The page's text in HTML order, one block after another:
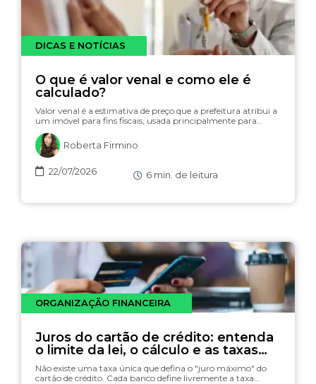
DICAS E NOTÍCIAS
O que é valor venal e como ele é
calculado?
Valor venal é a estimativa de preço que a prefeitura atribui a
um imóvel para fins fiscais, usada principalmente para…
Roberta Firmino
22/07/2026 6 min. de leitura
ORGANIZAÇÃO FINANCEIRA
Juros do cartão de crédito: entenda
o limite da lei, o cálculo e as taxas
(com simulador)
Não existe uma taxa única que defina o "juro máximo" do
cartão de crédito. Cada banco define livremente a taxa…